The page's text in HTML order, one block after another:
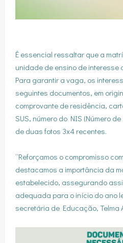
É essencial ressaltar que a
unidade de ensino de interesse
Para garantir a vaga, os
seguintes documentos, em
comprovante de residência,
SUS, número do NIS (Número
de duas fotos 3x4 recentes.
“Reforçamos o compromisso
destacamos a importância da
estabelecido, assegurando
adequada para o início do ano
secretária de Educação, Telma